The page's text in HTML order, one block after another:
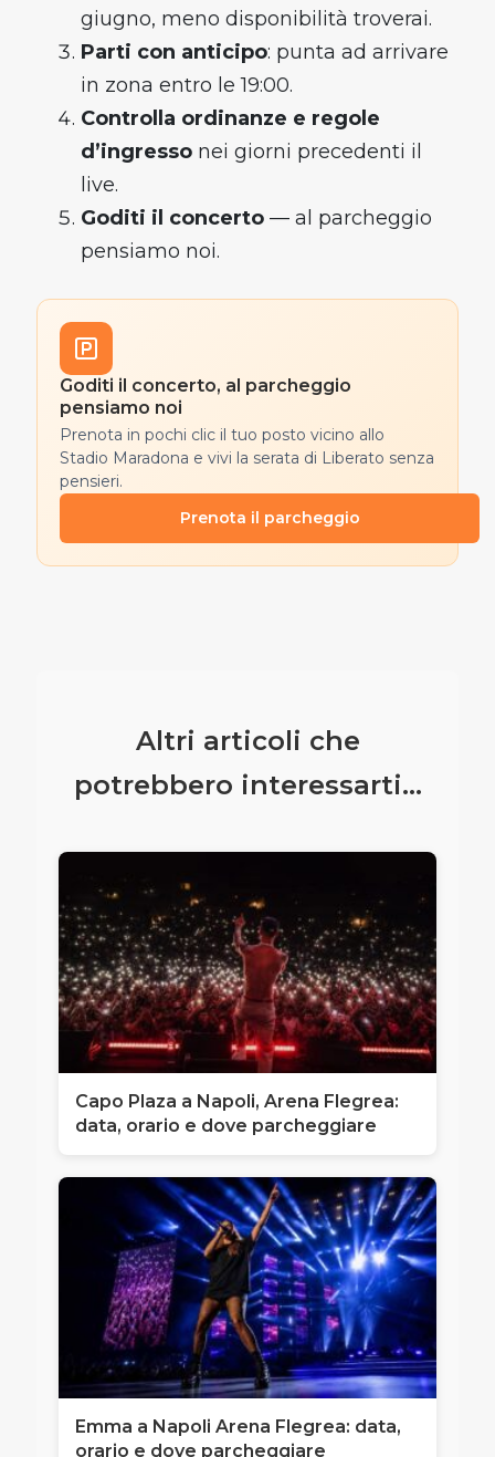
giugno, meno disponibilità troverai.
Parti con anticipo: punta ad arrivare
in zona entro le 19:00.
Controlla ordinanze e regole
d’ingresso nei giorni precedenti il
live.
Goditi il concerto — al parcheggio
pensiamo noi.
Goditi il concerto, al parcheggio
pensiamo noi
Prenota in pochi clic il tuo posto vicino allo
Stadio Maradona e vivi la serata di Liberato senza
pensieri.
Prenota il parcheggio
Altri articoli che
potrebbero interessarti...
Capo Plaza a Napoli, Arena Flegrea:
data, orario e dove parcheggiare
Emma a Napoli Arena Flegrea: data,
orario e dove parcheggiare